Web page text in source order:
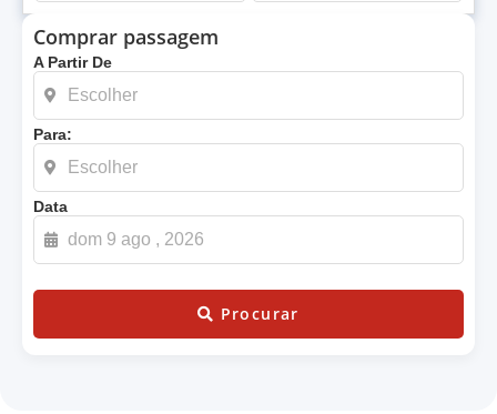
Comprar passagem
A Partir De
Para:
Data
Procurar